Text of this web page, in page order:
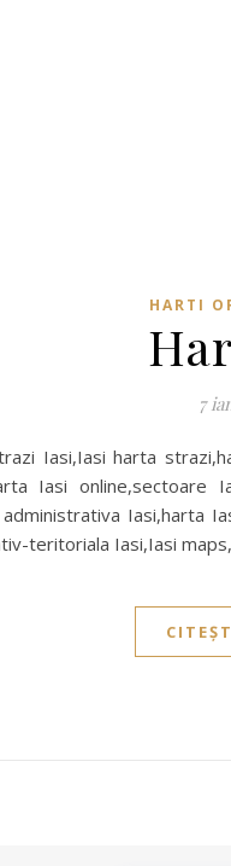
HARTI
7
Iasi,Iasi harta
Iasi
Iasi,harta
teritoriala Iasi,Iasi